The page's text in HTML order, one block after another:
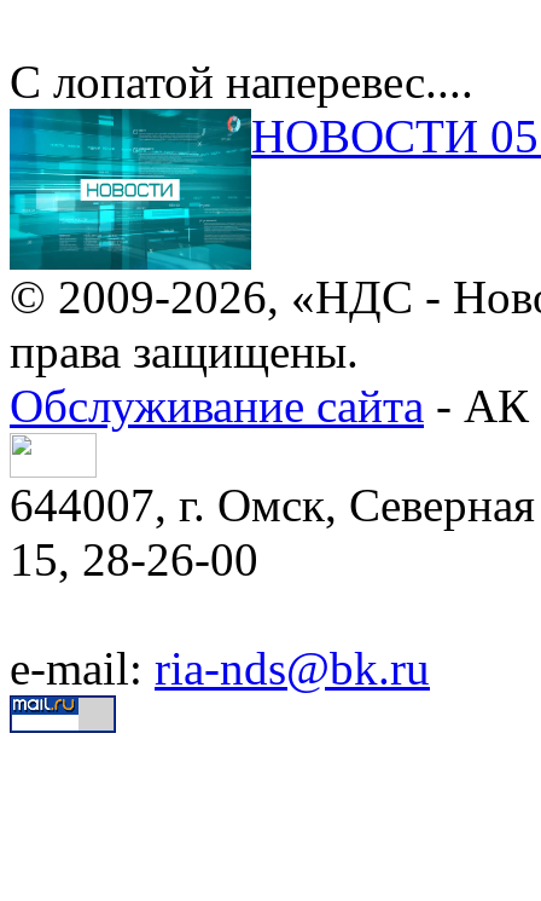
С лопатой наперевес....
НОВОСТИ
© 2009-2026, «НДС -
права защищены.
Обслуживание сайта - АК
644007, г. Омск,
15, 28-26-00
e-mail: ria-nds@bk.ru